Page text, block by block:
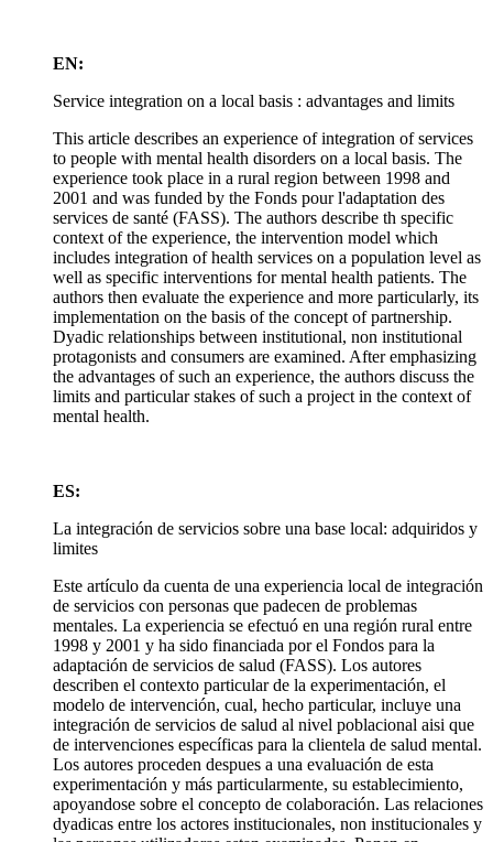
EN:
Service integration on a local basis : advantages and limits
This article describes an experience of integration of services
to people with mental health disorders on a local basis. The
experience took place in a rural region between 1998 and
2001 and was funded by the Fonds pour l'adaptation des
services de santé (FASS). The authors describe th specific
context of the experience, the intervention model which
includes integration of health services on a population level as
well as specific interventions for mental health patients. The
authors then evaluate the experience and more particularly, its
implementation on the basis of the concept of partnership.
Dyadic relationships between institutional, non institutional
protagonists and consumers are examined. After emphasizing
the advantages of such an experience, the authors discuss the
limits and particular stakes of such a project in the context of
mental health.
ES:
La integración de servicios sobre una base local: adquiridos y
limites
Este artículo da cuenta de una experiencia local de integración
de servicios con personas que padecen de problemas
mentales. La experiencia se efectuó en una región rural entre
1998 y 2001 y ha sido financiada por el Fondos para la
adaptación de servicios de salud (FASS). Los autores
describen el contexto particular de la experimentación, el
modelo de intervención, cual, hecho particular, incluye una
integración de servicios de salud al nivel poblacional aisi que
de intervenciones específicas para la clientela de salud mental.
Los autores proceden despues a una evaluación de esta
experimentación y más particularmente, su establecimiento,
apoyandose sobre el concepto de colaboración. Las relaciones
dyadicas entre los actores institucionales, non institucionales y